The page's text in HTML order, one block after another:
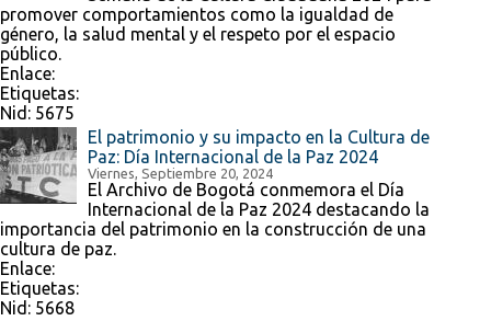
promover comportamientos como la igualdad de
género, la salud mental y el respeto por el espacio
público.
Enlace:
Etiquetas:
Nid: 5675
El patrimonio y su impacto en la Cultura de
Paz: Día Internacional de la Paz 2024
Viernes, Septiembre 20, 2024
El Archivo de Bogotá conmemora el Día
Internacional de la Paz 2024 destacando la
importancia del patrimonio en la construcción de una
cultura de paz.
Enlace:
Etiquetas:
Nid: 5668